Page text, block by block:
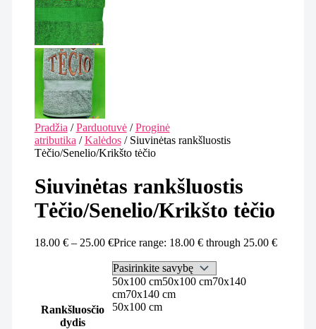
Pradžia/Parduotuvė/Proginė
atributika/Kalėdos/ Siuvinėtas rankšluostis
Tėčio/Senelio/Krikšto tėčio
Siuvinėtas rankšluostis
Tėčio/Senelio/Krikšto tėčio
18.00 € – 25.00 €Price range: 18.00 € through 25.00 €
Rankšluosčio
dydis
50x100 cm50x100 cm70x140
cm70x140 cm
50x100 cm